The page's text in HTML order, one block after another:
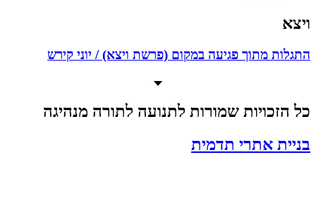
ויצא
התגלות מתוך פגיעה במקום (פרשת ויצא) / יוני קירש
כל הזכויות שמורות לתנועה לתורה מנהיגה
בניית אתרי תדמית